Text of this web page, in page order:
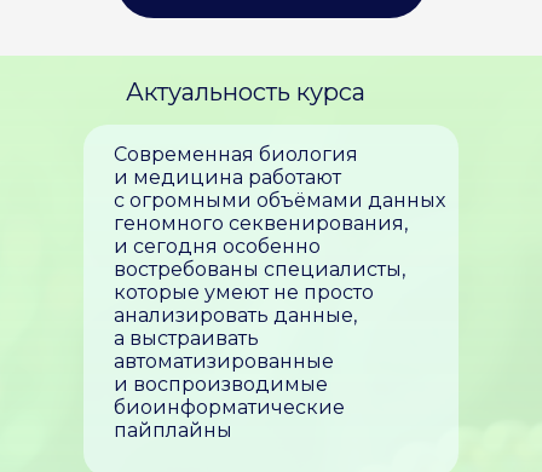
Актуальность курса
Современная биология
и медицина работают
с огромными объёмами данных
геномного секвенирования,
и сегодня особенно
востребованы специалисты,
которые умеют не просто
анализировать данные,
а выстраивать
автоматизированные
и воспроизводимые
биоинформатические
пайплайны